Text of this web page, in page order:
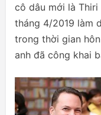
cô dâu mới là
tháng 4/2019 làm
trong thời gian
anh đã công khai